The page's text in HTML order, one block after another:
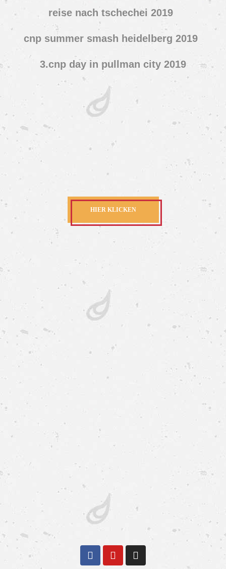
reise nach tschechei 2019
cnp summer smash heidelberg 2019
3.cnp day in pullman city 2019
HIER KLICKEN